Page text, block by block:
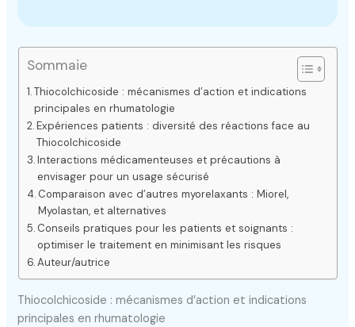
Sommaie
Thiocolchicoside : mécanismes d’action et indications
principales en rhumatologie
Expériences patients : diversité des réactions face au
Thiocolchicoside
Interactions médicamenteuses et précautions à
envisager pour un usage sécurisé
Comparaison avec d’autres myorelaxants : Miorel,
Myolastan, et alternatives
Conseils pratiques pour les patients et soignants :
optimiser le traitement en minimisant les risques
Auteur/autrice
Thiocolchicoside : mécanismes d’action et indications
principales en rhumatologie